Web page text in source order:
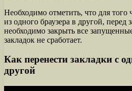
Необходимо отметить, что для того
из одного браузера в другой, перед
необходимо закрыть все
закладок не сработает.
Как перенести закладки с
другой